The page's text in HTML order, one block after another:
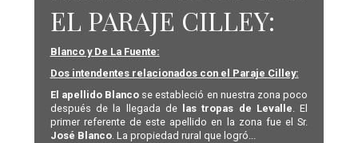
EL PARAJE CILLEY:
Blanco y De La Fuente:
Dos intendentes relacionados con el Paraje Cilley:
El apellido Blanco se estableció en nuestra zona poco
después de la llegada delas tropas de Levalle. El
primer referente de este apellido en la zona fue el Sr.
José Blanco. La propiedad rural que logró...